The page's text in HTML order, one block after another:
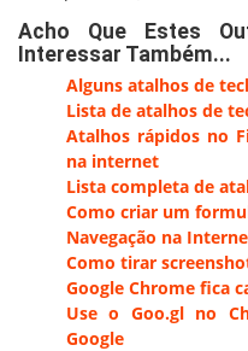
Acho Que Estes
Interessar Também...
Alguns atalhos de
Lista de atalhos de
Atalhos rápidos no
na internet
Lista completa de
Como criar um
Navegação na
Como tirar
Google Chrome fica
Use o Goo.gl no
Google